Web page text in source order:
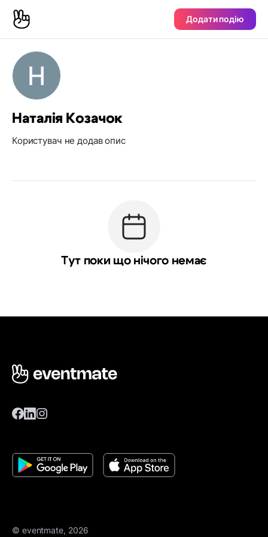
Додати подію
Наталія Козачок
Користувач не додав опис
Тут поки що нічого немає
© eventmate, 2026